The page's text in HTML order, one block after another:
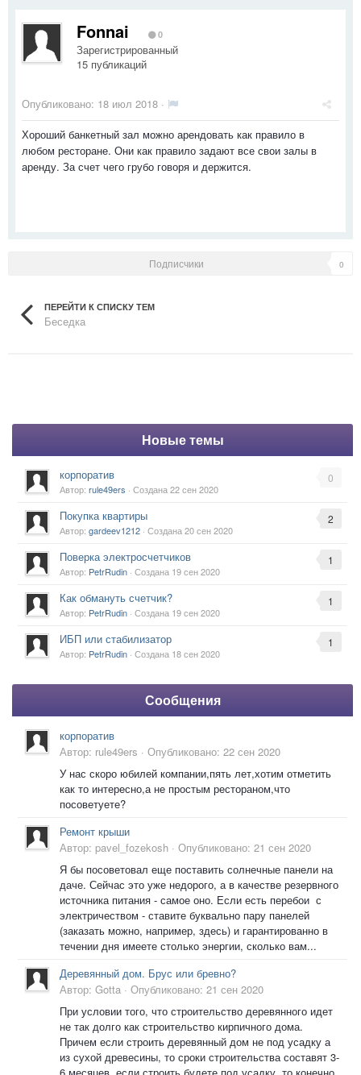
Fonnai 0
Зарегистрированный
15 публикаций
Опубликовано: 18 июл 2018 ·
Хороший банкетный зал можно арендовать как правило в
любом ресторане. Они как правило задают все свои залы в
аренду. За счет чего грубо говоря и держится.
Подписчики 0
ПЕРЕЙТИ К СПИСКУ ТЕМ
Беседка
Новые темы
0
корпоратив
Автор: rule49ers · Создана22 сен 2020
2
Покупка квартиры
Автор: gardeev1212 · Создана20 сен 2020
1
Поверка электросчетчиков
Автор: PetrRudin · Создана 19 сен 2020
1
Как обмануть счетчик?
Автор: PetrRudin · Создана 19 сен 2020
1
ИБП или стабилизатор
Автор: PetrRudin · Создана 18 сен 2020
Сообщения
корпоратив
Автор: rule49ers · Опубликовано: 22 сен 2020
У нас скоро юбилей компании,пять лет,хотим отметить
как то интересно,а не простым рестораном,что
посоветуете?
Ремонт крыши
Автор: pavel_fozekosh · Опубликовано: 21 сен 2020
Я бы посоветовал еще поставить солнечные панели на
даче. Сейчас это уже недорого, а в качестве резервного
источника питания - самое оно. Если есть перебои с
электричеством - ставите буквально пару панелей
(заказать можно, например, здесь) и гарантированно в
течении дня имеете столько энергии, сколько вам...
Деревянный дом. Брус или бревно?
Автор: Gotta · Опубликовано: 21 сен 2020
При условии того, что строительство деревянного идет
не так долго как строительство кирпичного дома.
Причем если строить деревянный дом не под усадку а
из сухой древесины, то сроки строительства составят 3-